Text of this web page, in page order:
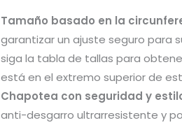
Tamaño basado en la
garantizar un ajuste seguro para
siga la tabla de tallas para
está en el extremo superior de
Chapotea con seguridad y
anti-desgarro ultrarresistente y